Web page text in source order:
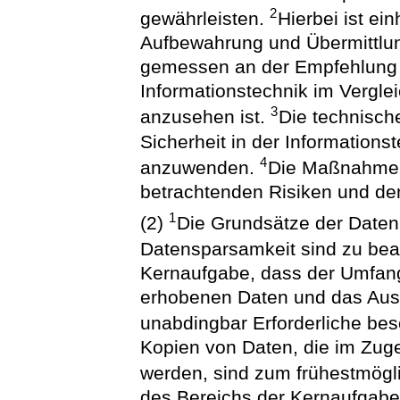
gewährleisten.2Hierbei ist
Aufbewahrung und
gemessen an der
Informationstechnik im
anzusehen ist.3Die
Sicherheit in der
anzuwenden.4Die
betrachtenden Risiken und
(2) 1Die Grundsätze der
Datensparsamkeit sind zu
Kernaufgabe, dass der
erhobenen Daten und das
unabdingbar Erforderliche
Kopien von Daten, die im
werden, sind zum